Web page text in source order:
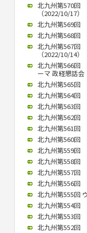
北九州第570回
（2022/10/17）
北九州第569回
北九州第568回
北九州第567回
（2022/10/14）
北九州第566回
ーマ 政経懇話会
北九州第565回
北九州第564回
北九州第563回
北九州第562回
北九州第561回
北九州第560回
北九州第559回
北九州第558回
北九州第557回
北九州第556回
北九州第555回
北九州第554回
北九州第553回
北九州第552回